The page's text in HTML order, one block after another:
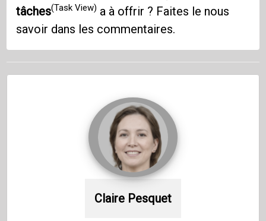
tâches(Task View) a à offrir ? Faites le nous
savoir dans les commentaires.
Claire Pesquet